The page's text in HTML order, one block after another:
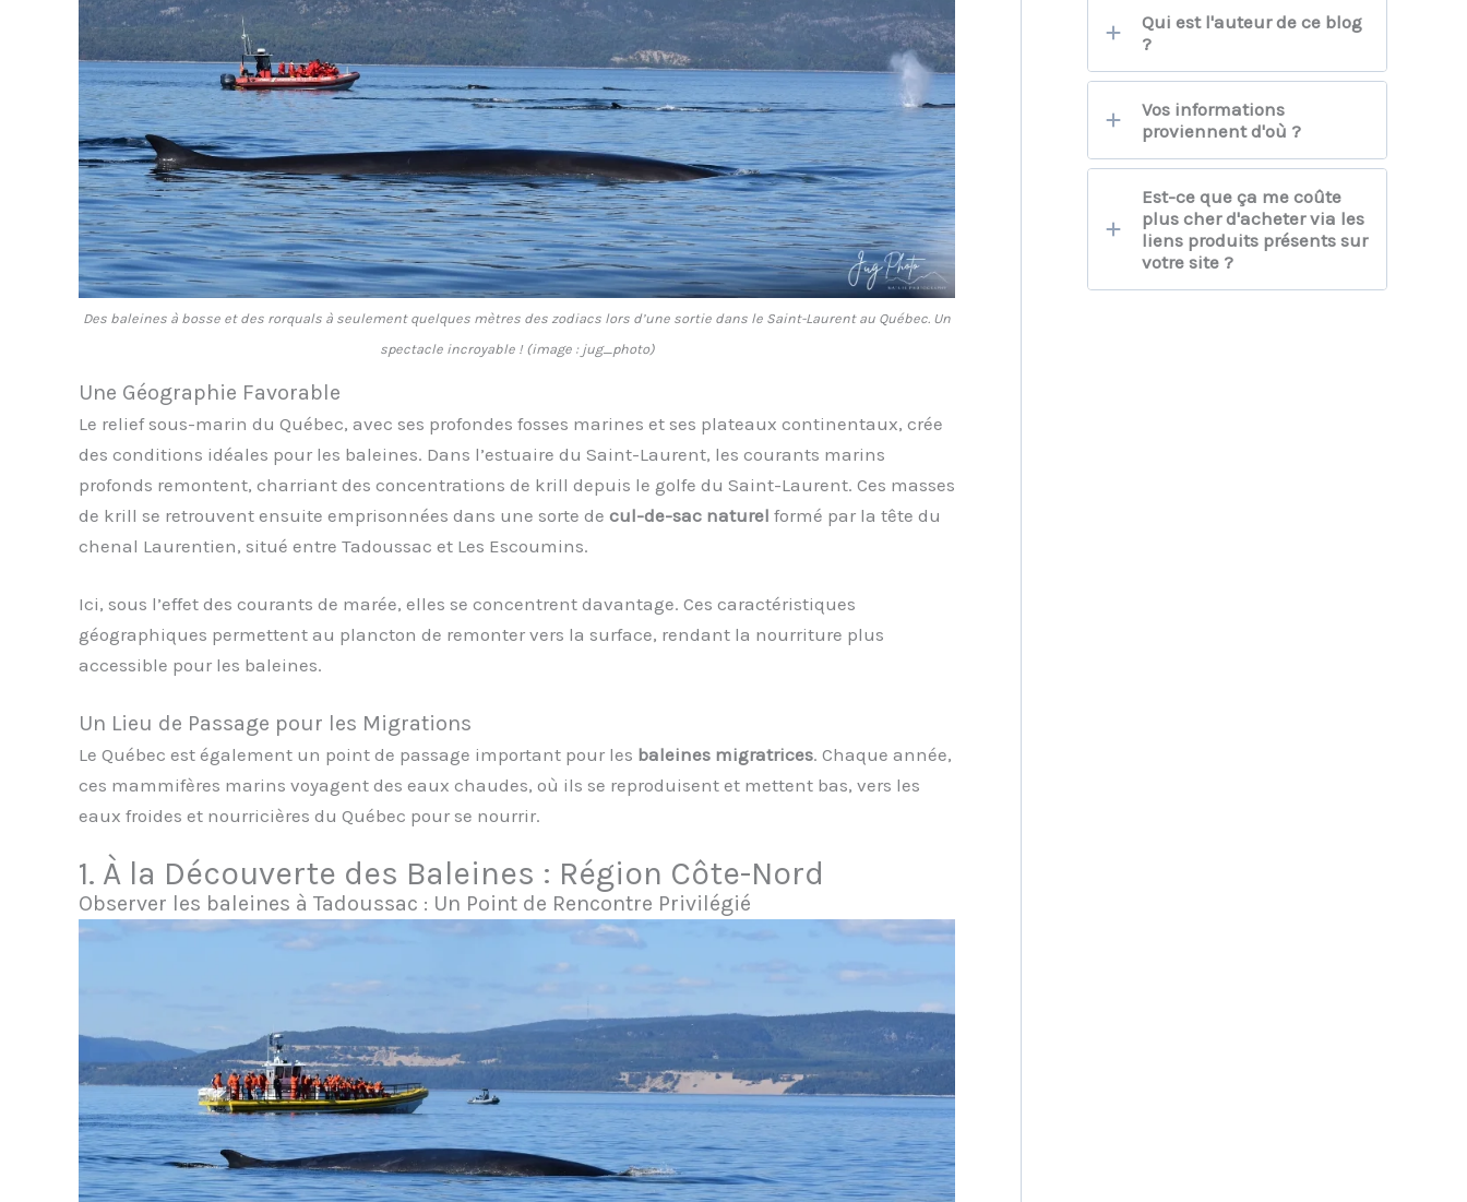
Des baleines à bosse et des rorquals à seulement quelques mètres des zodiacs lors d’une sortie dans le Saint-Laurent au Québec. Un
spectacle incroyable ! (image : jug_photo)
Une Géographie Favorable
Le relief sous-marin du Québec, avec ses profondes fosses marines et ses plateaux continentaux, crée
des conditions idéales pour les baleines. Dans l’estuaire du Saint-Laurent, les courants marins
profonds remontent, charriant des concentrations de krill depuis le golfe du Saint-Laurent. Ces masses
de krill se retrouvent ensuite emprisonnées dans une sorte de cul-de-sac naturel formé par la tête du
chenal Laurentien, situé entre Tadoussac et Les Escoumins.
Ici, sous l’effet des courants de marée, elles se concentrent davantage. Ces caractéristiques
géographiques permettent au plancton de remonter vers la surface, rendant la nourriture plus
accessible pour les baleines.
Un Lieu de Passage pour les Migrations
Le Québec est également un point de passage important pour les baleines migratrices. Chaque année,
ces mammifères marins voyagent des eaux chaudes, où ils se reproduisent et mettent bas, vers les
eaux froides et nourricières du Québec pour se nourrir.
1. À la Découverte des Baleines : Région Côte-Nord
Observer les baleines à Tadoussac : Un Point de Rencontre Privilégié
Qui est l'auteur de ce blog
?
Vos informations
proviennent d'où ?
Est-ce que ça me coûte
plus cher d'acheter via les
liens produits présents sur
votre site ?